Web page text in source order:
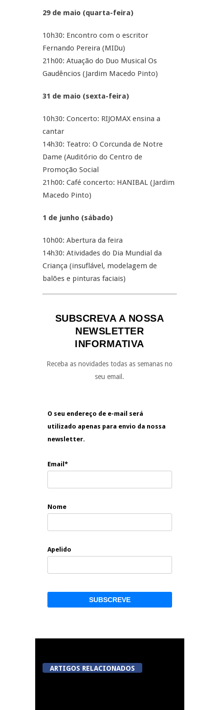
29 de maio (quarta-feira)
10h30: Encontro com o escritor
Fernando Pereira (MIDu)
21h00: Atuação do Duo Musical Os
Gaudêncios (Jardim Macedo Pinto)
31 de maio (sexta-feira)
10h30: Concerto: RIJOMAX ensina a
cantar
14h30: Teatro: O Corcunda de Notre
Dame (Auditório do Centro de
Promoção Social
21h00: Café concerto: HANIBAL (Jardim
Macedo Pinto)
1 de junho (sábado)
10h00: Abertura da feira
14h30: Atividades do Dia Mundial da
Criança (insuflável, modelagem de
balões e pinturas faciais)
SUBSCREVA A NOSSA
NEWSLETTER
INFORMATIVA
Receba as novidades todas as semanas no
seu email.
O seu endereço de e-mail será
utilizado apenas para envio da nossa
newsletter.
Email*
Nome
Apelido
ARTIGOS RELACIONADOS